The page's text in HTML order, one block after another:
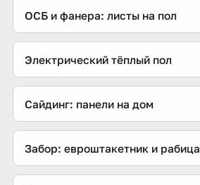
ОСБ и фанера: листы на пол
Электрический тёплый пол
Сайдинг: панели на дом
Забор: евроштакетник и рабица